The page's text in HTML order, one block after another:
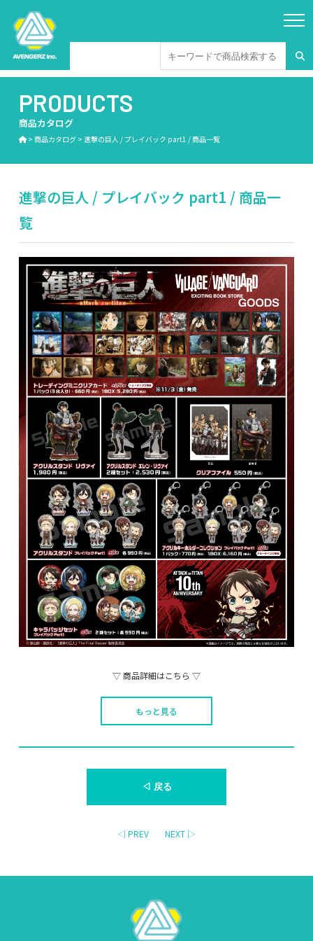
PRODUCTS
商品カタログ
> 商品カタログ> 進撃の巨人 / プレイバック part1 / 商品一覧
進撃の巨人 / プレイバック part1 / 商品一
覧
▽ 商品詳細はこちら ▽
もっと見る
◁ 戻る
◁ PREV NEXT ▷